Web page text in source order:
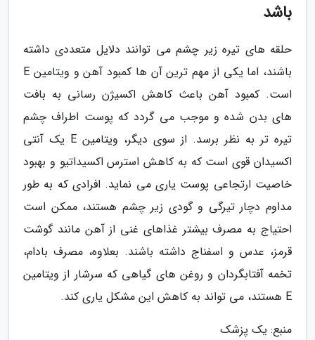
باشد
حلقه های تیره زیر چشم می توانند دلایل متعددی داشته
باشند، اما یکی از مهم ترین آن ها کمبود آهن و ویتامین E
است. کمبود آهن باعث کاهش اکسیژن رسانی به بافت
های بدن شده و موجب می گردد که پوست اطراف چشم
تیره تر به نظر برسد. از سوی دیگر، ویتامین E یک آنتی
اکسیدان قوی است که به کاهش استرس اکسیداتیو و بهبود
خاصیت ارتجاعی پوست یاری می نماید. افرادی که به طور
مداوم دچار تیرگی و گودی زیر چشم هستند، ممکن است
احتیاج به مصرف بیشتر غذاهای غنی از آهن مانند گوشت
قرمز، عدس و اسفناج داشته باشند. بعلاوه، مصرف بادام،
تخمه آفتابگردان و روغن های گیاهی که سرشار از ویتامین
E هستند، می تواند به کاهش این مشکل یاری کند.
منبع: یک پزشک